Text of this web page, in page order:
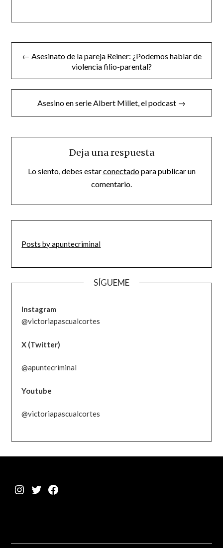
Navegación
entradas
← Asesinato de la pareja Reiner: ¿Podemos hablar de
violencia filio-parental?
Asesino en serie Albert Millet, el podcast →
Deja una respuesta
Lo siento, debes estarconectadopara publicar un
comentario.
Posts by apuntecriminal
SÍGUEME
Instagram
@victoriapascualcortes
X (Twitter)
@apuntecriminal
Youtube
@victoriapascualcortes
Instagram
TwitterFacebook